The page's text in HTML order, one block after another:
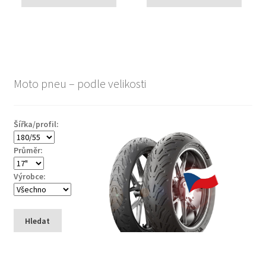
Moto pneu – podle velikosti
Šířka/profil:
Průměr:
Výrobce:
Hledat